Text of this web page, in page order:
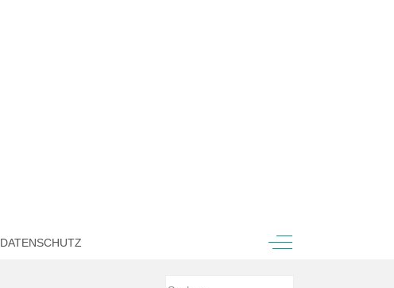
DATENSCHUTZ Off-Canvas Toggle